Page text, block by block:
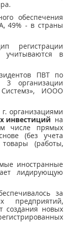
обеспечения
49% - в страны
регистрации
в
ПВТ по
3 организации
ИООО
организациями
инвестиций на
числе прямых
(без учета
(работы,
иностранные
лидирующую
за
предприятий,
создания новых